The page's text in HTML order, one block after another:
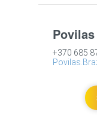
+370 685